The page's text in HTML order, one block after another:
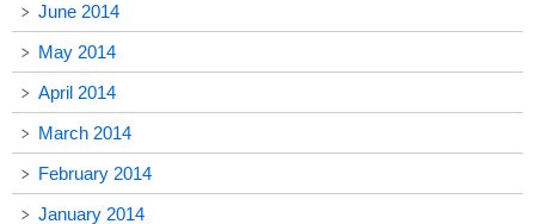
June 2014
May 2014
April 2014
March 2014
February 2014
January 2014